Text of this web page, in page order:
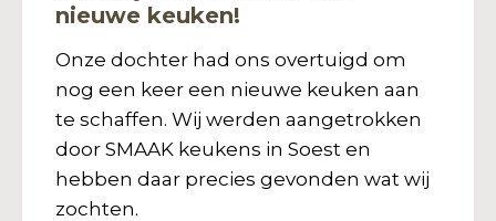
nieuwe keuken!
Onze dochter had ons overtuigd om
nog een keer een nieuwe keuken aan
te schaffen. Wij werden aangetrokken
door SMAAK keukens in Soest en
hebben daar precies gevonden wat wij
zochten.